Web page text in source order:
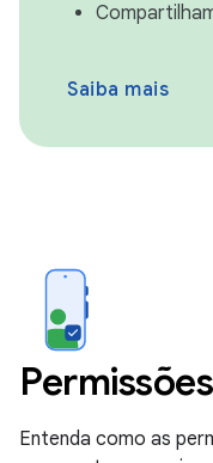
Saiba mais
Entenda como as